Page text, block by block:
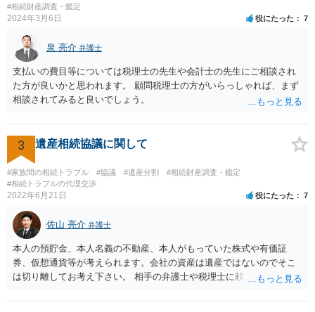
いた方が良い事と書かない方が良い事 回答： お姉さんが申立書の「申
立ての趣旨」のところに書いている遺産の分け方に対して意見があれ
ば、まずそれを書くとよいです。 次に「申立ての理由」のところに、
なぜ調停を申し立てたのか(例えば、あかささんと話合いが出来ない／
決裂した、など)や亡くなった方・あかささん・お姉さん間の事情やい
きさつなどが書かれていると思うので、あかささんから見てそれは違
うと感じるところは、どのように違うのか、など書くとよいです。 そ
の他、お姉さんの申立書には書かれていないけど、どのように遺産を
った等)、それも書くとよいです。 書かない方が良いと思うことは、遺
産分割に関係ない(と思われる)いきさつを沢山盛り込むことだと考えま
す(あくまで遺産分割に関係することに留める方が、裁判所や調停委員
の方に事情を理解してもらいやすいと思います)。
#相続財産調査・鑑定
2024年3月6日 役にたった 7
泉 亮介 弁護士
支払いの費目等については税理士の先生や会計士の先生にご相談され
た方が良いかと思われます。 顧問税理士の方がいらっしゃれば、まず
相談されてみると良いでしょう。
3 遺産相続協議に関して
#家族間の相続トラブル #協議 #遺産分割
#相続財産調査・鑑定
#相続トラブルの代理交渉
2022年6月21日 役にたった 7
佐山 亮介 弁護士
本人の預貯金、本人名義の不動産、本人がもっていた株式や有価証
券、仮想通貨等が考えられます。会社の資産は遺産ではないのでそこ
は切り離してお考え下さい。 相手の弁護士や税理士に頼んでも守秘義
意に開示を求め、応じなければ「調査嘱託」という手続きを使って銀